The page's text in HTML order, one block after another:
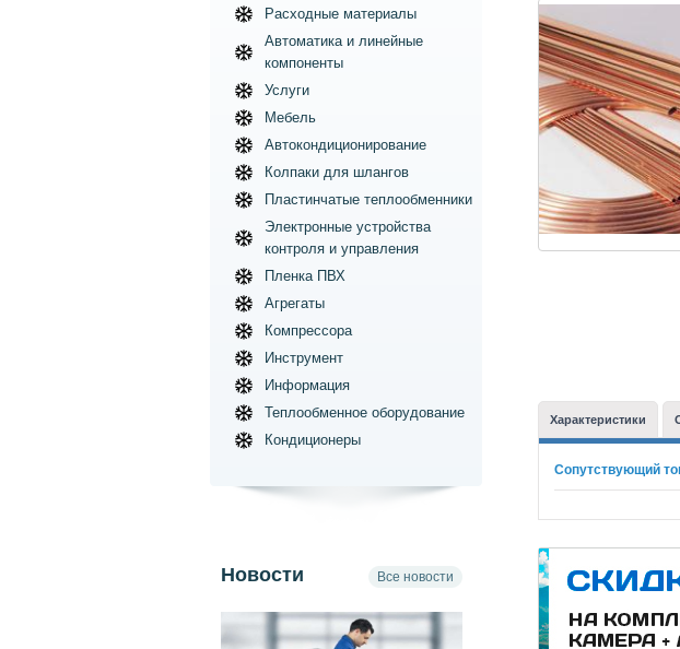
Характеристики
Сопутствующий
Расходные материалы
Автоматика и линейные
компоненты
Услуги
Мебель
Автокондиционирование
Колпаки для шлангов
Пластинчатые теплообменники
Электронные устройства
контроля и управления
Пленка ПВХ
Агрегаты
Компрессора
Инструмент
Информация
Теплообменное оборудование
Кондиционеры
Новости Все новости